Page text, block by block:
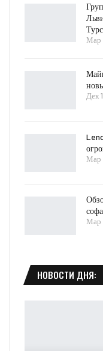
Мар
Дек
Мар
Мар
НОВОСТИ ДНЯ: